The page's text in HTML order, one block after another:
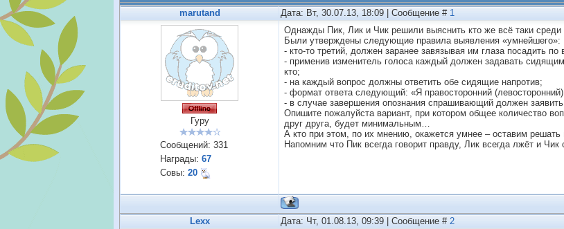
marutand Дата: Вт, 30.07.13, 18:09 | Сообщение # 1
Гуру
Сообщений: 331
Награды: 67
Совы: 20
Однажды Пик, Лик и Чик решили выяснить кто же всё таки
Были утверждены следующие правила выявления «умнейшего»:
- кто-то третий, должен заранее завязывая им глаза посадить по
- применив изменитель голоса каждый должен задавать
кто;
- на каждый вопрос должны ответить обе сидящие напротив;
- формат ответа следующий: «Я правосторонний
- в случае завершения опознания спрашивающий должен
Опишите пожалуйста вариант, при котором общее количество
друг друга, будет минимальным…
А кто при этом, по их мнению, окажется умнее – оставим
Напомним что Пик всегда говорит правду, Лик всегда лжёт и
Lexx Дата: Чт, 01.08.13, 09:39 | Сообщение # 2